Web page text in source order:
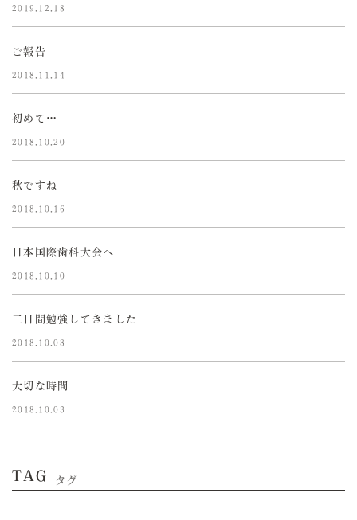
2019.12.18
ご報告
2018.11.14
初めて…
2018.10.20
秋ですね
2018.10.16
日本国際歯科大会へ
2018.10.10
二日間勉強してきました
2018.10.08
大切な時間
2018.10.03
TAG タグ